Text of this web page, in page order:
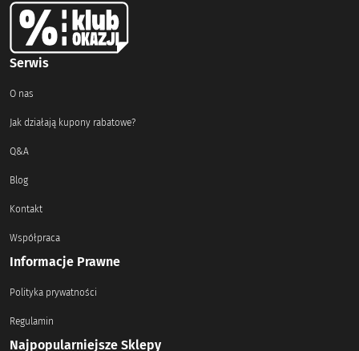
Serwis
O nas
Jak działają kupony rabatowe?
Q&A
Blog
Kontakt
Współpraca
Informacje Prawne
Polityka prywatności
Regulamin
Najpopularniejsze Sklepy